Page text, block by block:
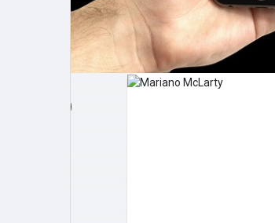
Post popolari Giochi